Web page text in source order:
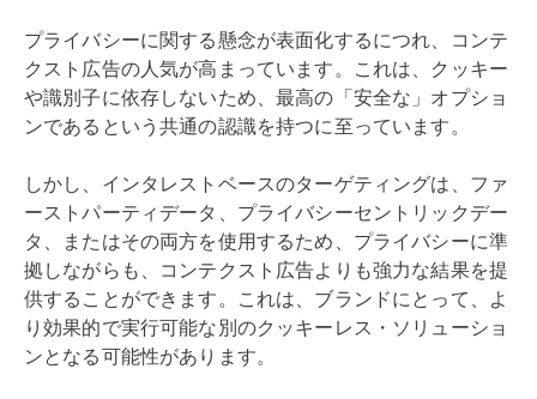
プライバシーに関する懸念が表面化するにつれ、コンテ
クスト広告の人気が高まっています。これは、クッキー
や識別子に依存しないため、最高の「安全な」オプショ
ンであるという共通の認識を持つに至っています。
しかし、インタレストベースのターゲティングは、ファ
ーストパーティデータ、プライバシーセントリックデー
タ、またはその両方を使用するため、プライバシーに準
拠しながらも、コンテクスト広告よりも強力な結果を提
供することができます。これは、ブランドにとって、よ
り効果的で実行可能な別のクッキーレス・ソリューショ
ンとなる可能性があります。